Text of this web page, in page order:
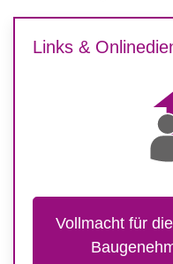
Links &
Vollmacht für